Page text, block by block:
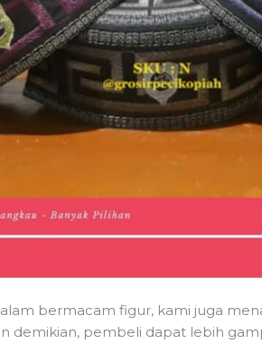
bermacam figur, kami juga
demikian, pembeli dapat lebih